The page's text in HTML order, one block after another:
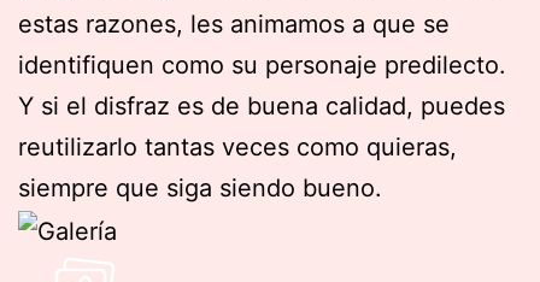
estas razones, les animamos a que se
identifiquen como su personaje predilecto.
Y si el disfraz es de buena calidad, puedes
reutilizarlo tantas veces como quieras,
siempre que siga siendo bueno.